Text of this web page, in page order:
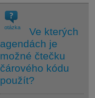
otázka
Ve kterých
agendách je
možné čtečku
čárového kódu
použít?